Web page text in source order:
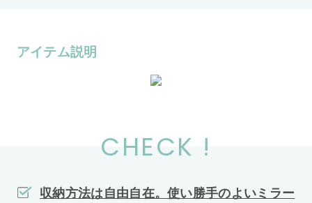
アイテム説明
CHECK !
収納方法は自由自在。使い勝手のよいミラー